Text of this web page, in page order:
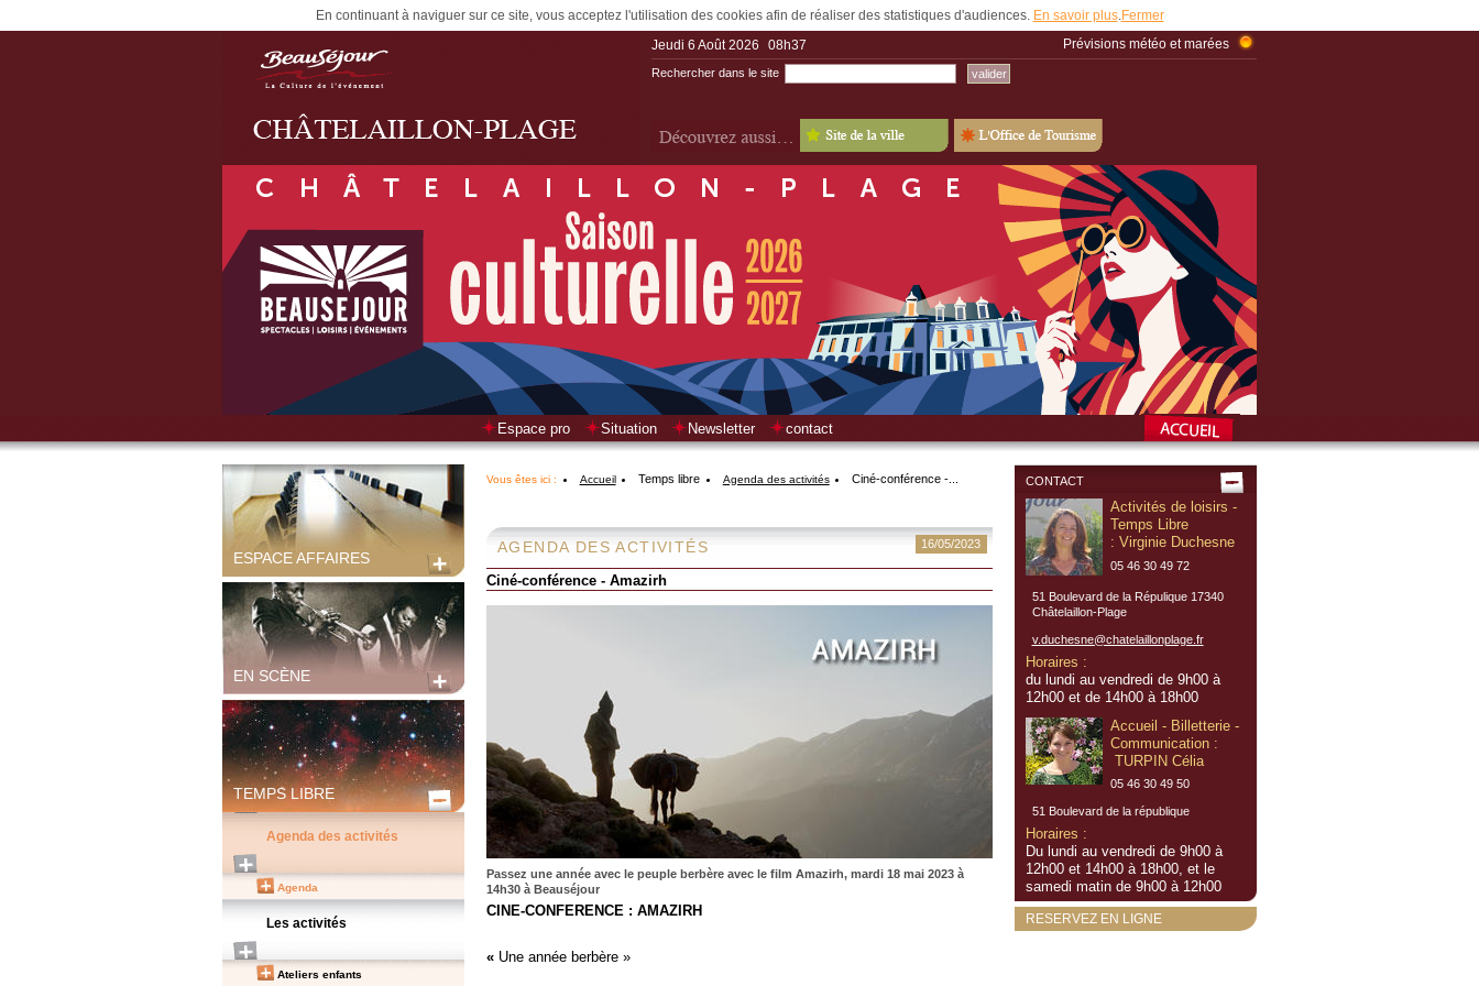
En continuant à naviguer sur ce site, vous acceptez l'utilisation des cookies afin de réaliser des statistiques d'audiences. En savoir plus. Fermer
Jeudi 6 Août 2026
08h37 Prévisions météo et marées
Rechercher dans le site
Espace pro Situation Newsletter contact
ESPACE AFFAIRES
EN SCÈNE
TEMPS LIBRE
Agenda des activités
Agenda
Les activités
Ateliers enfants
Vous êtes ici : Accueil Temps libre Agenda des activités Ciné-conférence -...
AGENDA DES ACTIVITÉS 16/05/2023
Ciné-conférence - Amazirh
Passez une année avec le peuple berbère avec le film Amazirh, mardi 18 mai 2023 à
14h30 à Beauséjour
CINE-CONFERENCE : AMAZIRH
« Une année berbère »
CONTACT
Activités de loisirs -
Temps Libre
: Virginie Duchesne
05 46 30 49 72
51 Boulevard de la Répulique 17340
Châtelaillon-Plage
v.duchesne@chatelaillonplage.fr
Horaires :
du lundi au vendredi de 9h00 à
12h00 et de 14h00 à 18h00
Accueil - Billetterie -
Communication :
TURPIN Célia
05 46 30 49 50
51 Boulevard de la république
Horaires :
Du lundi au vendredi de 9h00 à
12h00 et 14h00 à 18h00, et le
samedi matin de 9h00 à 12h00
RESERVEZ EN LIGNE